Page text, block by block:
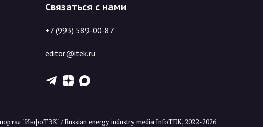
Связаться с нами
+7 (993) 589-00-87
editor@itek.ru
T Z X
"ИнфоТЭК" / Russian energy industry media InfoTEK, 2022-2026